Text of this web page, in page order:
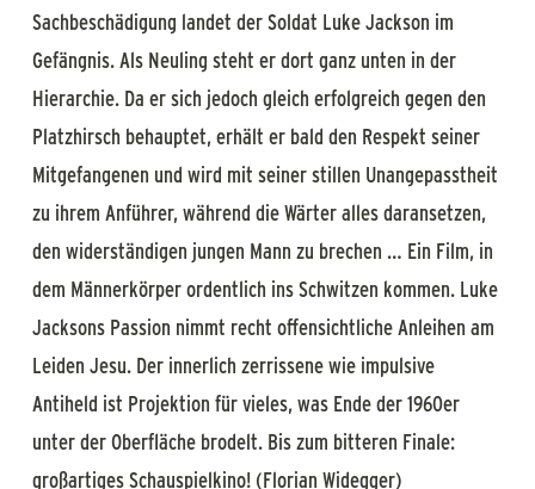
Sachbeschädigung landet der Soldat Luke Jackson im
Gefängnis. Als Neuling steht er dort ganz unten in der
Hierarchie. Da er sich jedoch gleich erfolgreich gegen den
Platzhirsch behauptet, erhält er bald den Respekt seiner
Mitgefangenen und wird mit seiner stillen Unangepasstheit
zu ihrem Anführer, während die Wärter alles daransetzen,
den widerständigen jungen Mann zu brechen … Ein Film, in
dem Männerkörper ordentlich ins Schwitzen kommen. Luke
Jacksons Passion nimmt recht offensichtliche Anleihen am
Leiden Jesu. Der innerlich zerrissene wie impulsive
Antiheld ist Projektion für vieles, was Ende der 1960er
unter der Oberfläche brodelt. Bis zum bitteren Finale:
großartiges Schauspielkino! (Florian Widegger)